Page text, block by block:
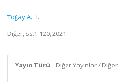
Toğay A. H.
Diğer, ss.1-120, 2021
Yayın Türü: Diğer Yayınlar / Diğer